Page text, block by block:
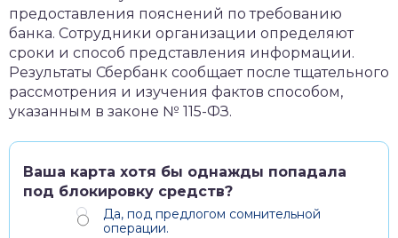
предоставления пояснений по требованию
банка. Сотрудники организации определяют
сроки и способ представления информации.
Результаты Сбербанк сообщает после тщательного
рассмотрения и изучения фактов способом,
указанным в законе № 115-ФЗ.
Ваша карта хотя бы однажды попадала
под блокировку средств?
Да, под предлогом сомнительной
операции.